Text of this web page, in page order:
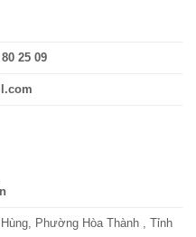
25 09
Phường Hòa Thành , Tỉnh